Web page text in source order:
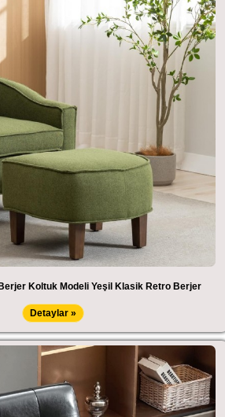
Koltuk Modeli Yeşil Klasik Retro Berjer
Detaylar »